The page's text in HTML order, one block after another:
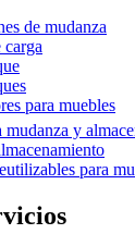
de mudanza
para muebles
mudanza y
para